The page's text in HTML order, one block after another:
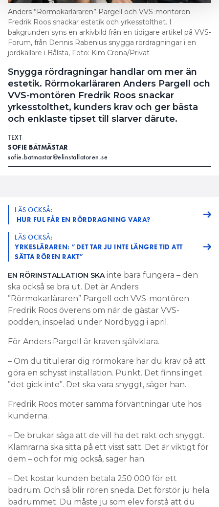
Anders ”Rörmokarläraren” Pargell och VVS-montören
Fredrik Roos snackar estetik och yrkesstolthet. I
bakgrunden syns en arkivbild från en tidigare artikel på VVS-
Forum, från Dennis Rabenius snygga rördragningar i en
jordkällare i Bålsta, Foto: Kim Crona/Privat
Snygga rördragningar handlar om mer än
estetik. Rörmokarläraren Anders Pargell och
VVS-montören Fredrik Roos snackar
yrkesstolthet, kunders krav och ger bästa
och enklaste tipset till slarver därute.
TEXT
SOFIE BÅTMÄSTAR
sofie.batmastar@elinstallatoren.se
LÄS OCKSÅ:
HUR FUL FÅR EN RÖRDRAGNING VARA?
LÄS OCKSÅ:
YRKESLÄRAREN: ”DET TAR JU INTE LÄNGRE TID ATT
SÄTTA RÖREN RAKT”
EN RÖRINSTALLATION SKA inte bara fungera – den
ska också se bra ut. Det är Anders
”Rörmokarläraren” Pargell och VVS-montören
Fredrik Roos överens om när de gästar VVS-
podden, inspelad under Nordbygg i april.
För Anders Pargell är kraven självklara.
– Om du titulerar dig rörmokare har du krav på att
göra en schysst installation. Punkt. Det finns inget
”det gick inte”. Det ska vara snyggt, säger han.
Fredrik Roos möter samma förväntningar ute hos
kunderna.
– De brukar säga att de vill ha det rakt och snyggt.
Klamrarna ska sitta på ett visst sätt. Det är viktigt för
dem – och för mig också, säger han.
– Det kostar kunden betala 250 000 för ett
badrum. Och så blir rören sneda. Det förstör ju hela
badrummet. Du måste ju som elev förstå att du